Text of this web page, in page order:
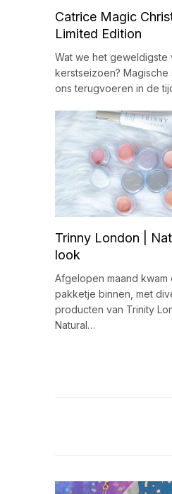
Catrice Magic
Limited Edition
Wat we het geweldigste
kerstseizoen?
ons terugvoeren in de
Trinny London |
look
Afgelopen maand kwam
pakketje binnen, met
producten van Trinity
Natural…